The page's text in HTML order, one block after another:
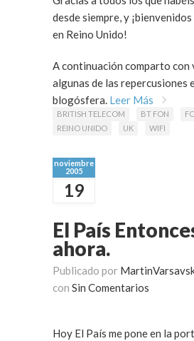
desde siempre, y
en Reino Unido!
A continuación comparto con
algunas de las repercusiones
blogósfera. Leer Más
BRITISH TELECOM BT FON
REINO UNIDO
UK WIFI
noviembre
2005
19
El País Entonces. El
ahora.
Publicado por
con Sin Comentarios
Hoy El País me pone en la